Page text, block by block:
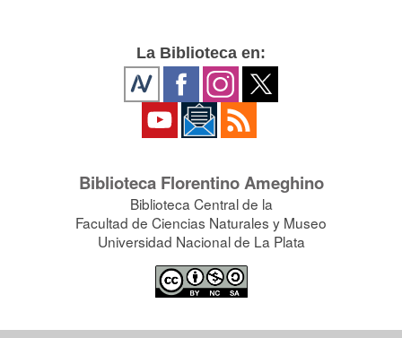
La Biblioteca en:
Biblioteca Florentino Ameghino
Biblioteca Central de la
Facultad de Ciencias Naturales y Museo
Universidad Nacional de La Plata